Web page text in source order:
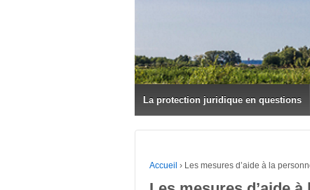
La protection juridique en questions
Accueil › Les mesures d’aide à la